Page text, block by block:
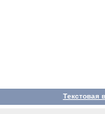
Текстовая